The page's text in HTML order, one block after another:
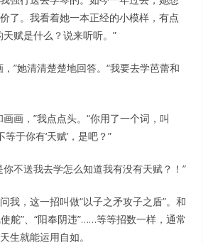
了。我看着她一本正经的小模样，有点
赋是什么？说来听听。”
”她清清楚楚地回答。“我要去学芭蕾和
画，”我点点头。“你用了一个词，叫
等于你有‘天赋’，是吧？”
你不送我去学怎么知道我有没有天赋？！”
我，这一招叫做“以子之矛攻子之盾”。和
舵”、“阳奉阴违”……等等招数一样，通常
生就能运用自如。